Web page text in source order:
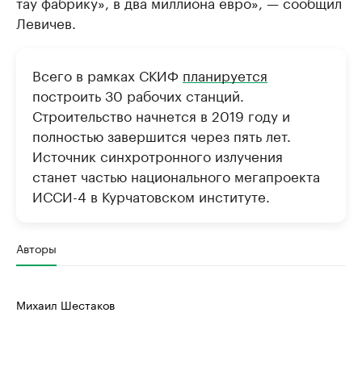
Левичев.
Всего в рамках СКИФ планируется
построить 30 рабочих станций.
Строительство начнется в 2019 году и
полностью завершится через пять лет.
Источник синхротронного излучения
станет частью национального мегапроекта
ИССИ-4 в Курчатовском институте.
Авторы
Михаил Шестаков